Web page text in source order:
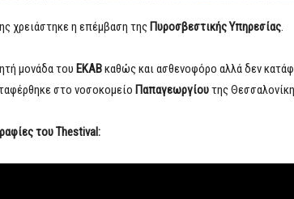
χρειάστηκε η επέμβαση της Πυροσβεστικής Υπηρεσίας.
μονάδα του ΕΚΑΒκαθώς και ασθενοφόρο αλλά δεν
στο νοσοκομείο Παπαγεωργίουτης
του Thestival: